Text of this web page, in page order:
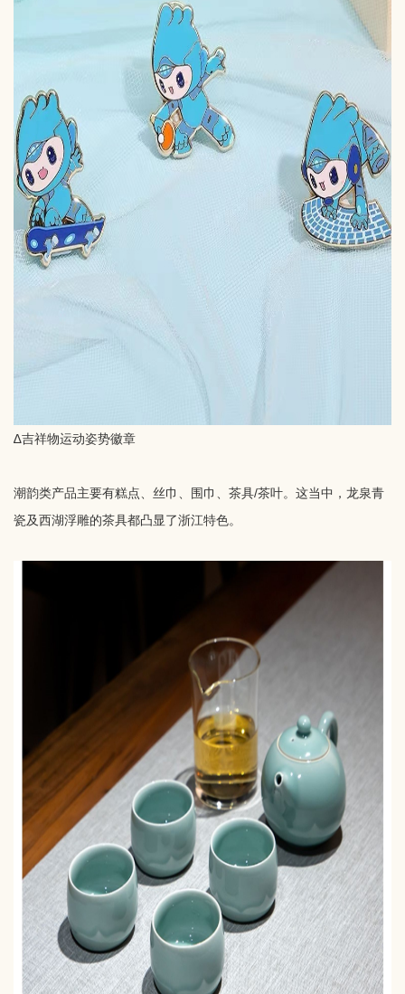
∆吉祥物运动姿势徽章
潮韵类产品主要有糕点、丝巾、围巾、茶具/茶叶。这当中，龙泉青
瓷及西湖浮雕的茶具都凸显了浙江特色。